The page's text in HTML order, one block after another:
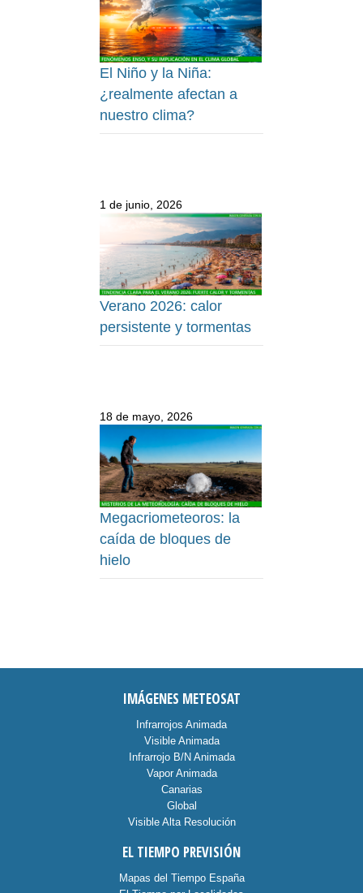
El Niño y la Niña:
¿realmente afectan a
nuestro clima?
1 de junio, 2026
Verano 2026: calor
persistente y tormentas
18 de mayo, 2026
Megacriometeoros: la
caída de bloques de
hielo
IMÁGENES METEOSAT
Infrarrojos Animada
Visible Animada
Infrarrojo B/N Animada
Vapor Animada
Canarias
Global
Visible Alta Resolución
EL TIEMPO PREVISIÓN
Mapas del Tiempo España